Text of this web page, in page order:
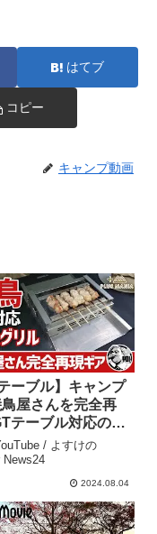
はてブ
コピー
キャンプ動画
ーブル】キャンプ
屋さんを完全再
テーブル対応の本
き鳥台がロマンし
キャンプギア〜
MANIAファイヤー
News24
/ よすけの
News24
2024.08.04